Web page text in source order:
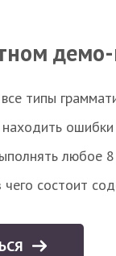
типы
любое 8
чего состоит